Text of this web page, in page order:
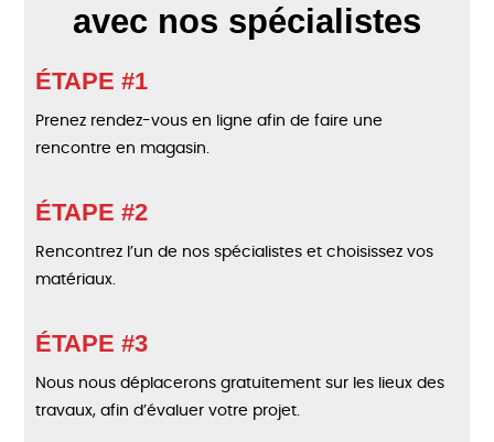
avec nos spécialistes
ÉTAPE #1
Prenez rendez-vous en ligne afin de faire une
rencontre en magasin.
ÉTAPE #2
Rencontrez l’un de nos spécialistes et choisissez vos
matériaux.
ÉTAPE #3
Nous nous déplacerons gratuitement sur les lieux des
travaux, afin d’évaluer votre projet.